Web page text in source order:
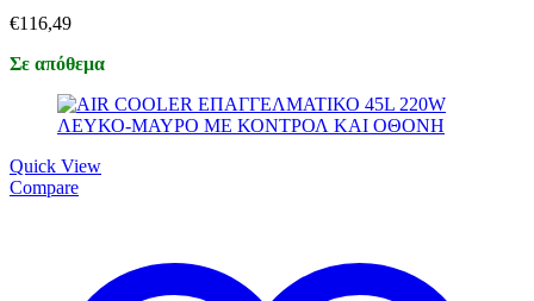
€116,49
Σε απόθεμα
Quick View
Compare